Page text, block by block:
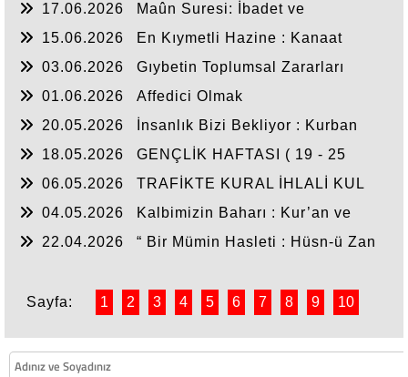
17.06.2026
Maûn Suresi: İbadet ve
15.06.2026
En Kıymetli Hazine : Kanaat
03.06.2026
Gıybetin Toplumsal Zararları
01.06.2026
Affedici Olmak
20.05.2026
İnsanlık Bizi Bekliyor : Kurban
18.05.2026
GENÇLİK HAFTASI ( 19 - 25
06.05.2026
TRAFİKTE KURAL İHLALİ KUL
04.05.2026
Kalbimizin Baharı : Kur’an ve
22.04.2026
“ Bir Mümin Hasleti : Hüsn-ü Zan
Sayfa: 1 2 3 4 5 6 7 8 9 10